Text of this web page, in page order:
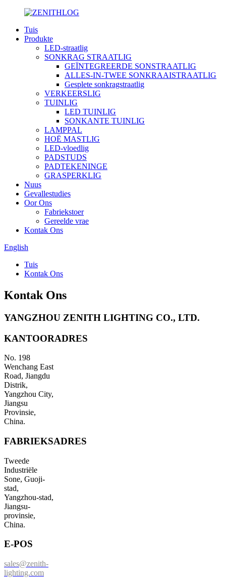
Tuis
Produkte
LED-straatlig
SONKRAG STRAATLIG
GEÏNTEGREERDE SONSTRAATLIG
ALLES-IN-TWEE SONKRAAISTRAATLIG
Gesplete sonkragstraatlig
VERKEERSLIG
TUINLIG
LED TUINLIG
SONKANTE TUINLIG
LAMPPAL
HOË MASTLIG
LED-vloedlig
PADSTUDS
PADTEKENINGE
GRASPERKLIG
Nuus
Gevallestudies
Oor Ons
Fabriekstoer
Gereelde vrae
Kontak Ons
English
Tuis
Kontak Ons
Kontak Ons
YANGZHOU ZENITH LIGHTING CO., LTD.
KANTOORADRES
No. 198
Wenchang East
Road, Jiangdu
Distrik,
Yangzhou City,
Jiangsu
Provinsie,
China.
FABRIEKSADRES
Tweede
Industriële
Sone, Guoji-
stad,
Yangzhou-stad,
Jiangsu-
provinsie,
China.
E-POS
sales@zenith-
lighting.com